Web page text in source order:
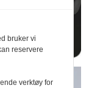
bruker vi
reservere
verktøy for